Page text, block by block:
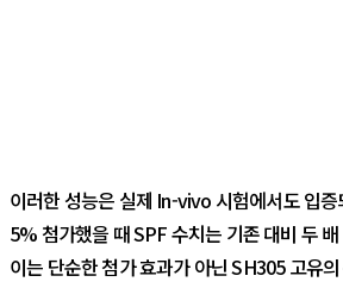
이러한 성능은 실제 In-vivo 시험에서도 입
5% 첨가했을 때 SPF 수치는 기존 대비 두
이는 단순한 첨가 효과가 아닌 SH305 고유